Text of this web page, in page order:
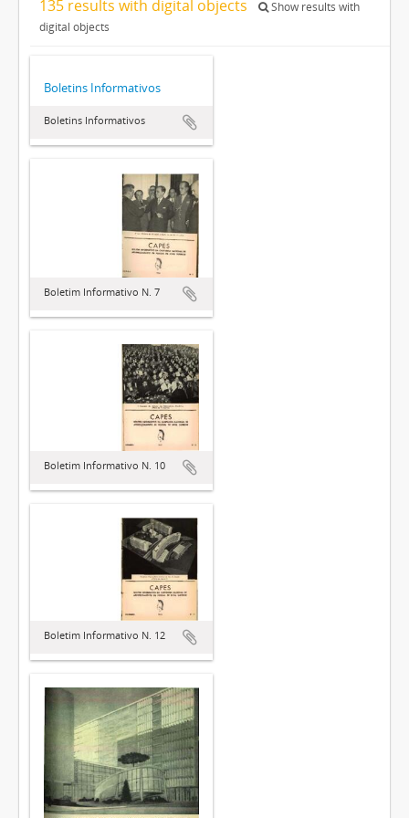
135 results with digital objects
Show results with
digital objects
Boletins Informativos
Boletins Informativos
Boletim Informativo N. 7
Boletim Informativo N. 10
Boletim Informativo N. 12